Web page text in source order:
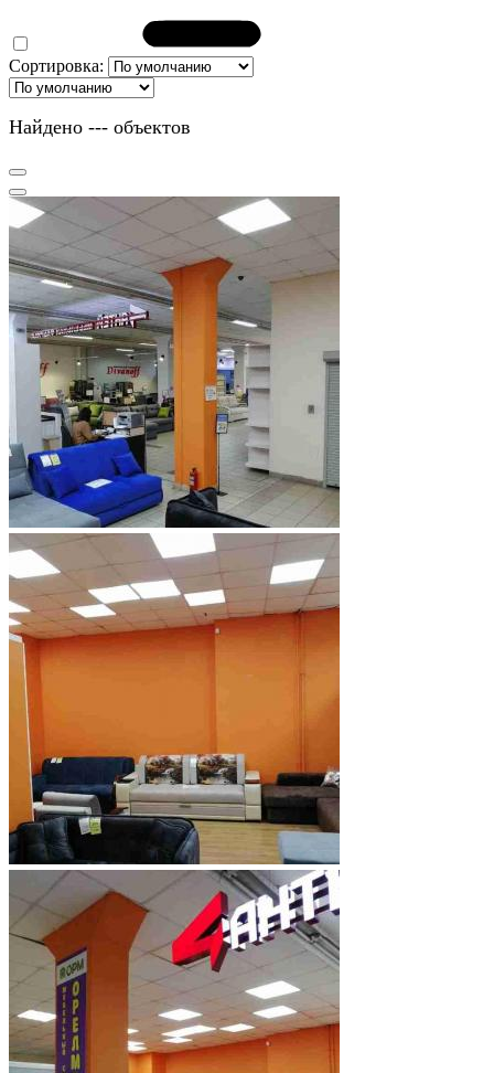
Сортировка:
Найдено --- объектов